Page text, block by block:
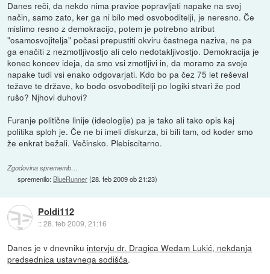
Danes reči, da nekdo nima pravice popravljati napake na svoj
način, samo zato, ker ga ni bilo med osvoboditelji, je neresno. Če
mislimo resno z demokracijo, potem je potrebno atribut
"osamosvojitelja" počasi prepustiti okviru častnega naziva, ne pa
ga enačiti z nezmotljivostjo ali celo nedotakljivostjo. Demokracija je
konec koncev ideja, da smo vsi zmotljivi in, da moramo za svoje
napake tudi vsi enako odgovarjati. Kdo bo pa čez 75 let reševal
težave te države, ko bodo osvoboditelji po logiki stvari že pod
rušo? Njhovi duhovi?
Furanje politične linije (ideologije) pa je tako ali tako opis kaj
politika sploh je. Če ne bi imeli diskurza, bi bili tam, od koder smo
že enkrat bežali. Večinsko. Plebiscitarno.
Zgodovina sprememb…
spremenilo: BlueRunner(28. feb 2009 ob 21:23)
Poldi112
::28. feb 2009, 21:16
Danes je v dnevnikuintervju dr. Dragica Wedam Lukić, nekdanja
predsednica ustavnega sodišča.